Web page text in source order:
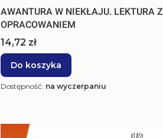
AWANTURA W NIEKŁAJU. LEKTURA Z
OPRACOWANIEM
Cena
14,72 zł
Do koszyka
Dostępność: na wyczerpaniu